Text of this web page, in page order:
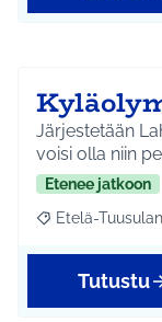
Järjestetään
voisi olla niin
Etenee jatkoon
Rajaa tulokset
Etelä-
Tutustu